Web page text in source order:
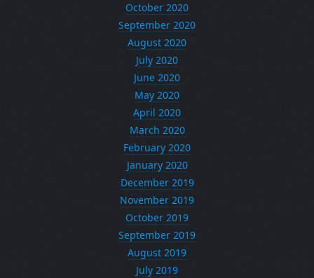
October 2020
September 2020
August 2020
July 2020
June 2020
May 2020
April 2020
March 2020
February 2020
January 2020
December 2019
November 2019
October 2019
September 2019
August 2019
July 2019